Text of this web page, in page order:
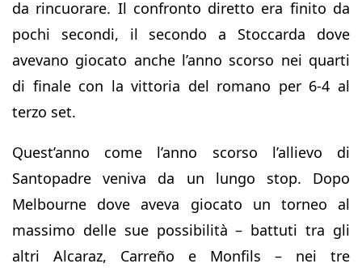
da rincuorare. Il confronto diretto era finito da
pochi secondi, il secondo a Stoccarda dove
avevano giocato anche l’anno scorso nei quarti
di finale con la vittoria del romano per 6-4 al
terzo set.
Quest’anno come l’anno scorso l’allievo di
Santopadre veniva da un lungo stop. Dopo
Melbourne dove aveva giocato un torneo al
massimo delle sue possibilità – battuti tra gli
altri Alcaraz, Carreño e Monfils – nei tre